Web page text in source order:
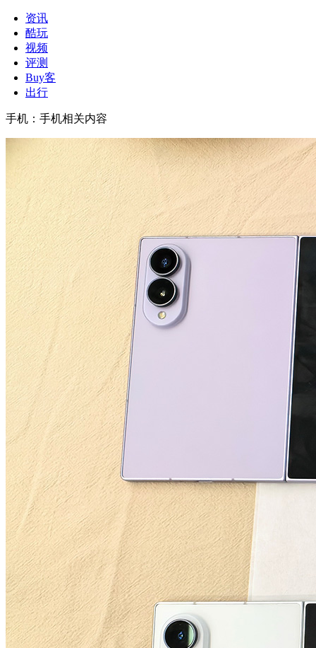
资讯
酷玩
视频
评测
Buy客
出行
手机 ： 手机相关内容